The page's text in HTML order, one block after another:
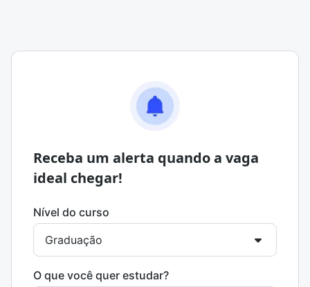
Receba um alerta quando a vaga
ideal chegar!
Nível do curso
O que você quer estudar?